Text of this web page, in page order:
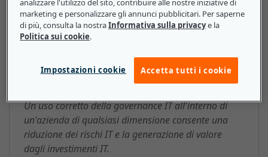
Governance IT (ITG): ecco cosa
devono sapere le piccole e medie
imprese
Un uso corretto della governance IT all'interno di
un'azienda di qualsiasi dimensione consente una
riduzione dei rischi IT e la generazione di valore
dagli investimenti IT.
analizzare l'utilizzo del sito, contribuire alle nostre iniziative di
marketing e personalizzare gli annunci pubblicitari. Per saperne
di più, consulta la nostraInformativa sulla privacye la
Politica sui cookie.
Impostazioni cookie Accetta tutti i cookie